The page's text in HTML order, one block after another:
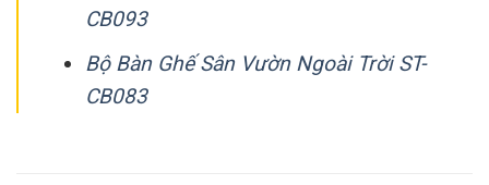
CB093
Bộ Bàn Ghế Sân Vườn Ngoài Trời ST-
CB083